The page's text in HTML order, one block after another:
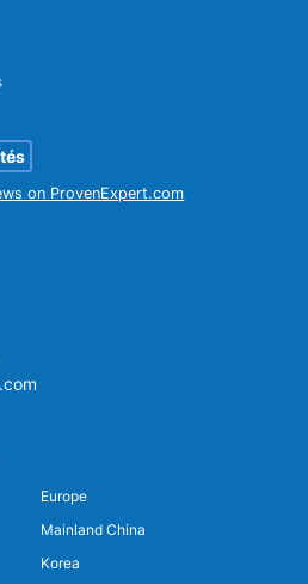
on ProvenExpert.com
Europe
Mainland China
Korea